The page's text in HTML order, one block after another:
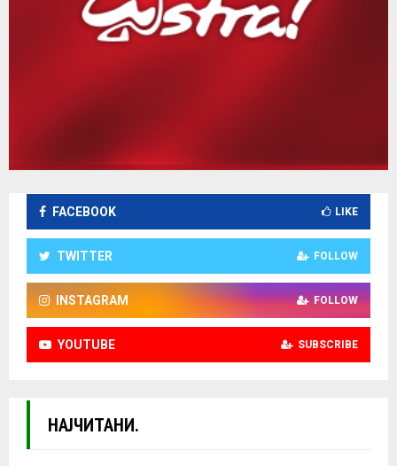
FACEBOOK LIKE
TWITTER FOLLOW
INSTAGRAM FOLLOW
YOUTUBE SUBSCRIBE
НАЈЧИТАНИ.